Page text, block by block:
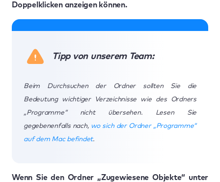
Doppelklicken anzeigen können.
Tipp von unserem Team:
Beim Durchsuchen der Ordner sollten Sie die
Bedeutung wichtiger Verzeichnisse wie des Ordners
„Programme“ nicht übersehen. Lesen Sie
gegebenenfalls nach, wo sich der Ordner „Programme“
auf dem Mac befindet.
Wenn Sie den Ordner „Zugewiesene Objekte“ unter